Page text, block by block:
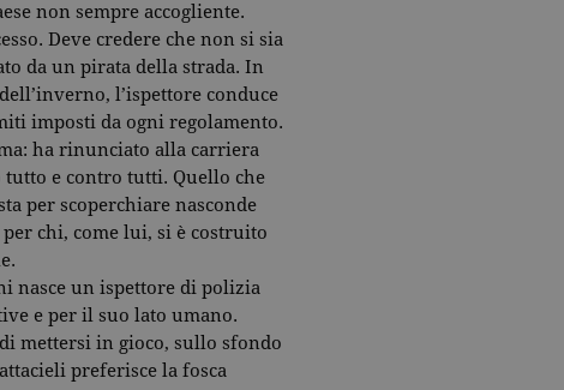
non sempre accogliente.
Deve credere che non si sia
da un pirata della strada. In
l’ispettore conduce
imposti da ogni regolamento.
ha rinunciato alla carriera
e contro tutti. Quello che
per scoperchiare nasconde
chi, come lui, si è costruito
nasce un ispettore di polizia
e per il suo lato umano.
mettersi in gioco, sullo sfondo
preferisce la fosca